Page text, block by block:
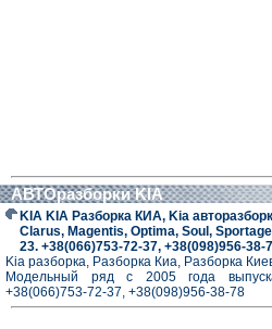
АВТОразборки KIA
KIA KIA Разборка КИА, Kia
Clarus, Magentis, Optima, Soul,
23. +38(066)753-72-37, +38(098)956-38-
Kia разборка, Разборка Киа, Разборка
Модельный ряд с 2005 года
+38(066)753-72-37, +38(098)956-38-78